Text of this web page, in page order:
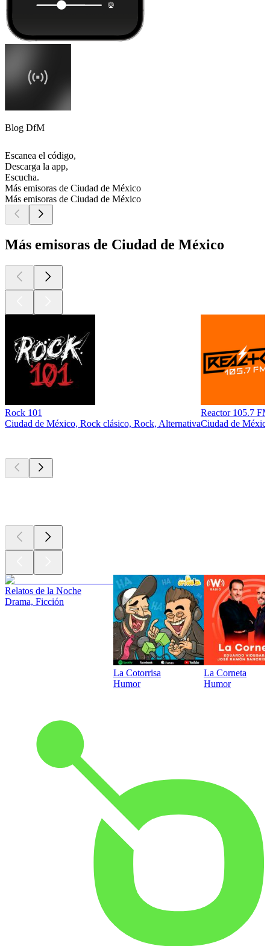
Blog DfM
Escanea el código,
Descarga la app,
Escucha.
Más emisoras de Ciudad de México
Más emisoras de Ciudad de México
Más emisoras de Ciudad de México
Rock 101
Ciudad de México, Rock clásico, Rock, Alternativa
Reactor 105.7
Ciudad de
Relatos de la Noche
Drama, Ficción
La Cotorrisa
Humor
La Corneta
Humor